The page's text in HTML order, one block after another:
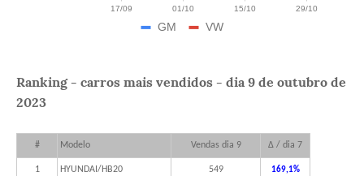
Ranking - carros mais vendidos - dia 9 de outubro de
2023
# Modelo Vendas dia 9 Δ / dia 7
1 HYUNDAI/HB20 549 169,1%